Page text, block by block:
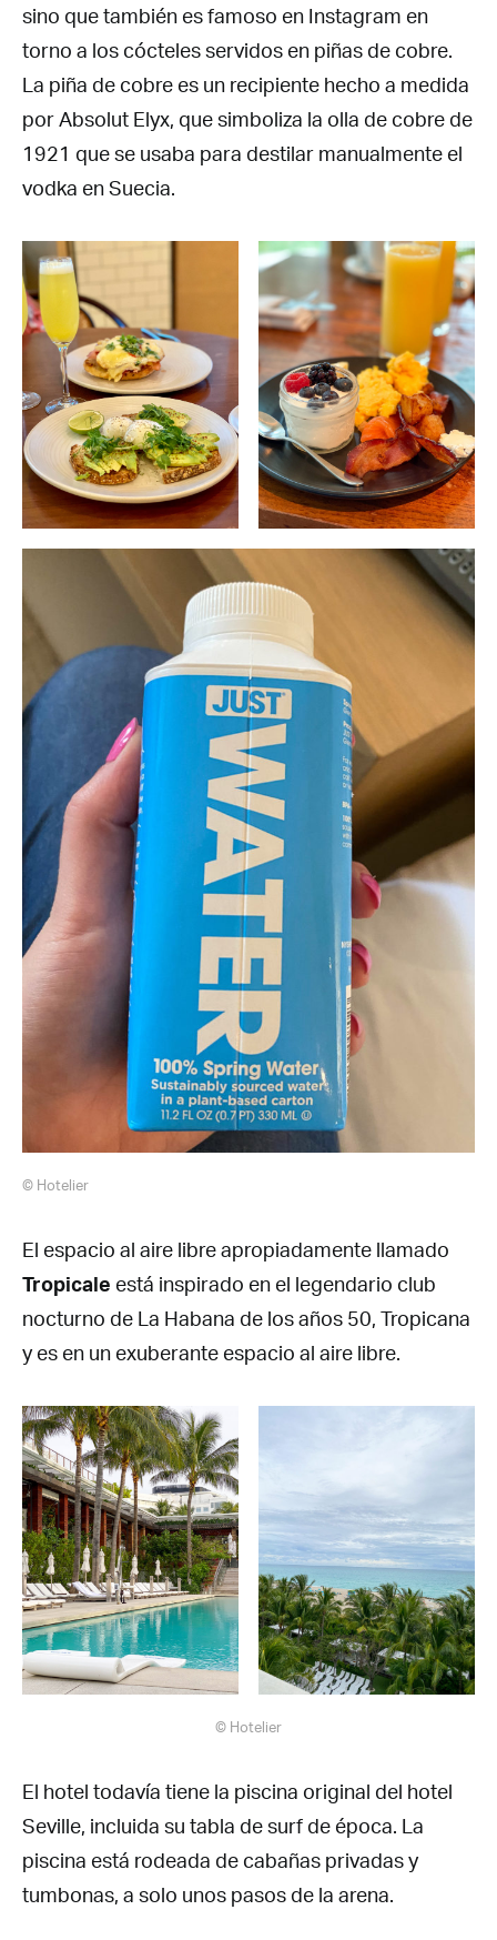
sino que también es famoso en Instagram en
torno a los cócteles servidos en piñas de cobre.
La piña de cobre es un recipiente hecho a medida
por Absolut Elyx, que simboliza la olla de cobre de
1921 que se usaba para destilar manualmente el
vodka en Suecia.
© Hotelier
El espacio al aire libre apropiadamente llamado
Tropicale está inspirado en el legendario club
nocturno de La Habana de los años 50, Tropicana
y es en un exuberante espacio al aire libre.
© Hotelier
El hotel todavía tiene la piscina original del hotel
Seville, incluida su tabla de surf de época. La
piscina está rodeada de cabañas privadas y
tumbonas, a solo unos pasos de la arena.